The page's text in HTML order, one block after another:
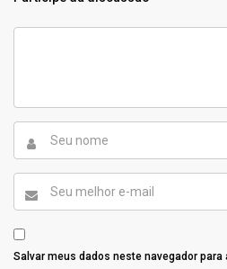
Salvar meus dados neste navegador para